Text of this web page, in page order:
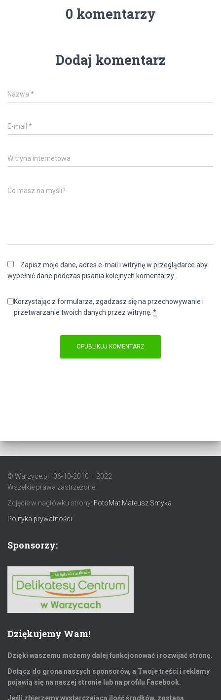
0 komentarzy
Dodaj komentarz
Nazwa *
E-mail *
Witryna internetowa
Co masz na myśli?
Zapisz moje dane, adres e-mail i witrynę w przeglądarce aby
wypełnić dane podczas pisania kolejnych komentarzy.
Korzystając z formularza, zgadzasz się na przechowywanie i
przetwarzanie twoich danych przez witrynę. *
© Warzyce.pl | 06-10-2010 – 2022
Wszelkie prawa zastrzeżone.
Zdjęcie w nagłówku strony: FotoMat Mateusz Smyka
Polityka prywatności
Sponsorzy:
Dziękujemy Wam!
Dzięki waszemu możemy dalej funkcjonować i rozwijać stronę.
Dołącz do grona naszych sponsorów, a Twoje treści i reklamy
pojawią się na naszej stronie lub na profilu Facebook.
Jeśli zbierzemy wystarczającą ilość środków, zostaną